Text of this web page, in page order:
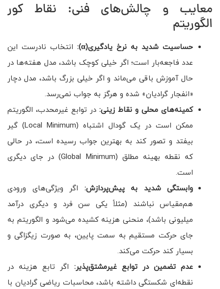
معایب و چالش‌های فنی: نقاط کور
الگوریتم
حساسیت شدید به نرخ یادگیری(α)
: انتخاب نادرست این
عدد فاجعه‌بار است؛ اگر خیلی کوچک باشد، مدل هفته‌ها در
حال آموزش باقی می‌ماند و اگر خیلی بزرگ باشد، مدل دچار
«انفجار گرادیان» شده و هرگز به جواب نمی‌رسد.
کمینه‌های محلی و نقاط زینی: در توابع غیرمحدب، الگوریتم
ممکن است در یک گودال اشتباه (Local Minimum) گیر
بیفتد و تصور کند به بهترین جواب رسیده است، در حالی
که نقطه بهینه مطلق (Global Minimum) در جای دیگری
است.
وابستگی شدید به پیش‌پردازش: اگر ویژگی‌های ورودی
هم‌مقیاس نباشند (مثلاً یکی سن فرد و دیگری درآمد
میلیونی باشد)، منحنی هزینه کشیده می‌شود و الگوریتم به
جای حرکت مستقیم به سمت پایین، به صورت زیگزاگی و
بسیار کند حرکت می‌کند.
عدم تضمین در توابع غیرمشتق‌پذیر: اگر تابع هزینه در
نقطه‌ای شکستگی داشته باشد، محاسبات ریاضی گرادیان با